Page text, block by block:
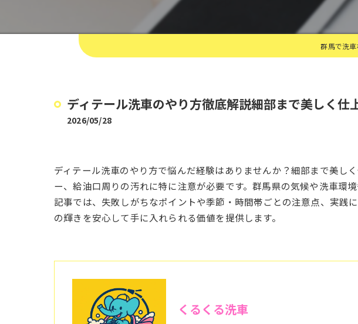
群馬で洗
ディテール洗車のやり方徹底解説細部まで美しく仕
2026/05/28
ディテール洗車のやり方で悩んだ経験はありませんか？細部まで美し
ー、給油口周りの汚れに特に注意が必要です。群馬県の気候や洗車環
記事では、失敗しがちなポイントや季節・時間帯ごとの注意点、実践
の輝きを安心して手に入れられる価値を提供します。
くるくる洗車